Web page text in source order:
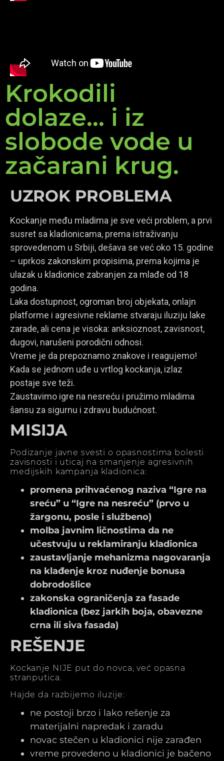
Krokodili
dolaze... i iz
slobode vode u
začarani krug.
UZROK PROBLEMA
Kockanje među mladima je sve veći problem, a prvi
susret sa kladionicama, prema istraživanju
sprovedenom u Srbiji, dešava se već oko 15. godine
– uprkos zakonskim propisima, prema kojima je
ulazak u kladionice zabranjen za mlađe od 18
godina.
Laka dostupnost, ogroman broj objekata, onlajn
platforme i agresivne reklame stvaraju iluziju lake
zarade, ali cena je visoka: anksioznost, zavisnost,
dugovi, narušeni porodični odnosi.
Vreme je da prepoznamo znakove i reagujemo!
Kada se jednom uđe u vrtlog kockanja, izlaz
postaje sve teži.
Zaustavimo igre na nesreću i pružimo mladima
šansu za sigurnu i zdravu budućnost.
MISIJA
Podizanje javne svesti o opasnostima bolesti
zavisnosti i uticaj na smanjenje agresivnih
medijskih kampanja kladionica:
promena prihvaćenog naziva “Igre na
sreću” u “Igre na nesreću” (prvo u
žargonu, posle i službeno)
molba javnim ličnostima da ne
učestvuju u reklamiranju kladionica
zaustavljanje mehanizma nagovaranja
na klađenje kroz nuđenje bonusa
dobrodošlice
zakonska ograničenja za fasade
kladionica (bez jarkih boja, obavezne
crna ili siva fasada)
REŠENJE
Kockanje NIJE put do novca, već opasna
stranputica.
Hajde da razbijemo iluzije:
ne postoji brzo i lako rešenje za
materijalni napredak i zaradu
novac stečen u kladionici nije zarađen
vreme provedeno u kladionici je bačeno